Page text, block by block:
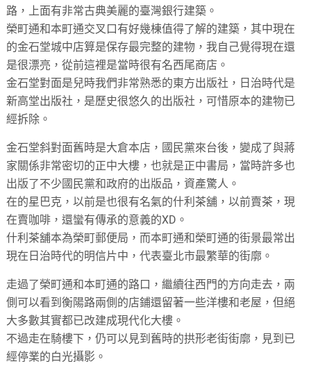
路，上面有非常古典美麗的臺灣銀行建築。
榮町通和本町通交叉口有好幾棟值得了解的建築，其中現在
的金石堂城中店算是保存最完整的建物，我自己覺得現在還
是很漂亮，從前這裡是當時很有名西尾商店。
金石堂對面是兒時我們非常熟悉的東方出版社，日治時代是
新高堂出版社，是歷史很悠久的出版社，可惜原本的建物已
經拆除。
金石堂斜對面舊時是大倉本店，國民黨來台後，變成了與蔣
家關係非常密切的正中大樓，也就是正中書局，當時許多也
出版了不少國民黨和政府的出版品，資產驚人。
在的星巴克，以前是也很有名氣的什利茶舖，以前賣茶，現
在賣咖啡，還蠻有傳承的意義的XD。
什利茶舖本為榮町郵便局，而本町通和榮町通的街景最常出
現在日治時代的明信片中，代表臺北市最繁華的街廓。
走過了榮町通和本町通的路口，繼續往西門的方向走去，兩
側可以看到衡陽路兩側的店鋪還留著一些洋樓和老屋，但絕
大多數其實都已改建成現代化大樓。
不過走在騎樓下，仍可以見到舊時的拱形老街街廓，見到已
經停業的白光攝影。